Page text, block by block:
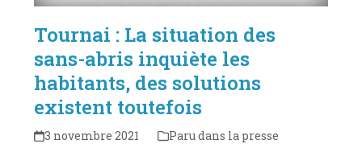
Tournai : La situation des
sans-abris inquiète les
habitants, des solutions
existent toutefois
3 novembre 2021 Paru dans la presse